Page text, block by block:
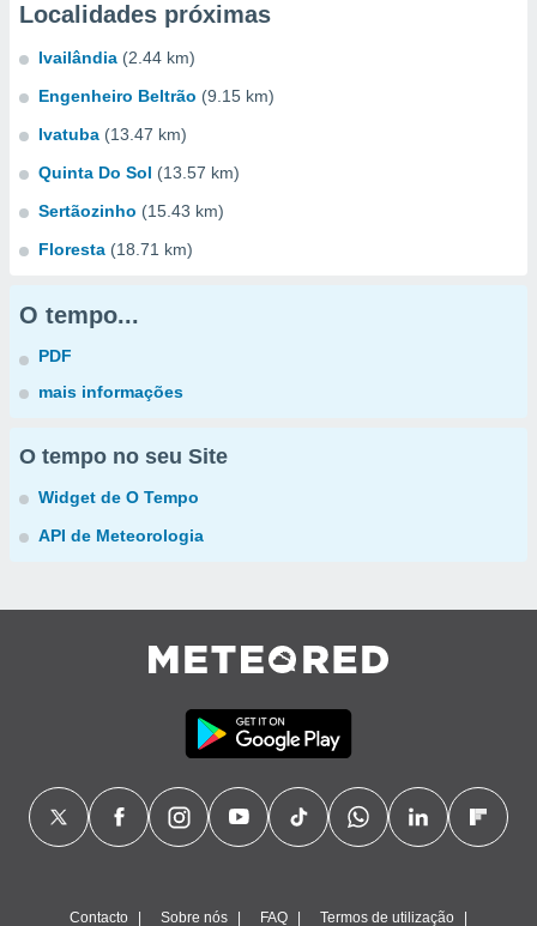
Localidades próximas
Ivailândia (2.44 km)
Engenheiro Beltrão (9.15 km)
Ivatuba (13.47 km)
Quinta Do Sol (13.57 km)
Sertãozinho (15.43 km)
Floresta (18.71 km)
O tempo...
PDF
mais informações
O tempo no seu Site
Widget de O Tempo
API de Meteorologia
Contacto Sobre nós FAQ Termos de utilização